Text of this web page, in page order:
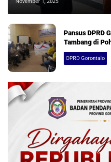
Pansus DPRD
Tambang di
DPRD Gorontalo